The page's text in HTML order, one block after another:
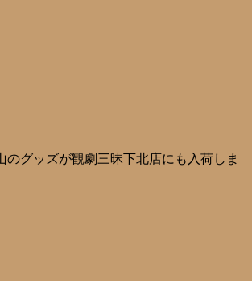
グッズが観劇三昧下北店にも入荷しま